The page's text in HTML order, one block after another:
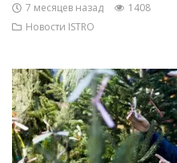
7 месяцев назад
1408
Новости ISTRO